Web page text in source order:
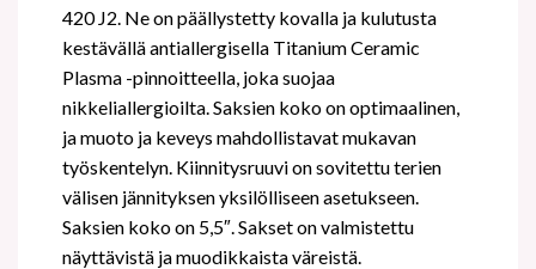
420 J2. Ne on päällystetty kovalla ja kulutusta
kestävällä antiallergisella Titanium Ceramic
Plasma -pinnoitteella, joka suojaa
nikkeliallergioilta. Saksien koko on optimaalinen,
ja muoto ja keveys mahdollistavat mukavan
työskentelyn. Kiinnitysruuvi on sovitettu terien
välisen jännityksen yksilölliseen asetukseen.
Saksien koko on 5,5″. Sakset on valmistettu
näyttävistä ja muodikkaista väreistä.